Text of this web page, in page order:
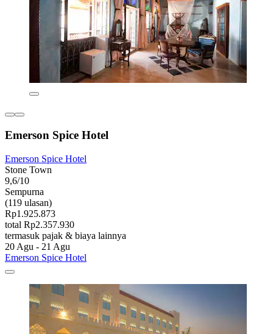
Emerson Spice Hotel
Emerson Spice Hotel
Stone Town
9,6/10
Sempurna
(119 ulasan)
Rp1.925.873
total Rp2.357.930
termasuk pajak & biaya lainnya
20 Agu - 21 Agu
Emerson Spice Hotel